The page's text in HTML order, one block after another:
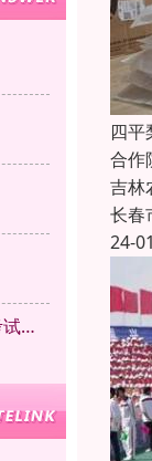
自学考试每年有几次的报考机会，每场考试的时间和满分分别是多少
四
合作
吉林
长春
24-